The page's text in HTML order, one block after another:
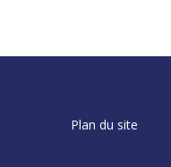
Plan du site